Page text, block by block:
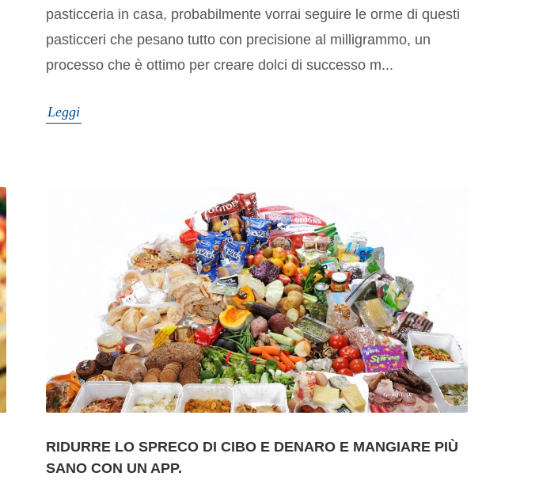
pasticceria in casa, probabilmente vorrai seguire le orme di questi
pasticceri che pesano tutto con precisione al milligrammo, un
processo che è ottimo per creare dolci di successo m...
Leggi
RIDURRE LO SPRECO DI CIBO E DENARO E MANGIARE PIÙ
SANO CON UN APP.